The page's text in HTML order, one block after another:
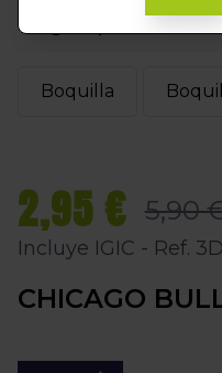
Elegir Opción
Boquilla
2,95 € 5,90
Incluye IGIC - Ref.
CHICAGO